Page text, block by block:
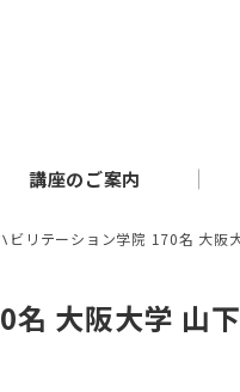
講座のご案内
ビリテーション学院 170名 大阪
名 大阪大学 山